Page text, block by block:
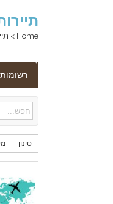
Home
>
רשומות
סינון